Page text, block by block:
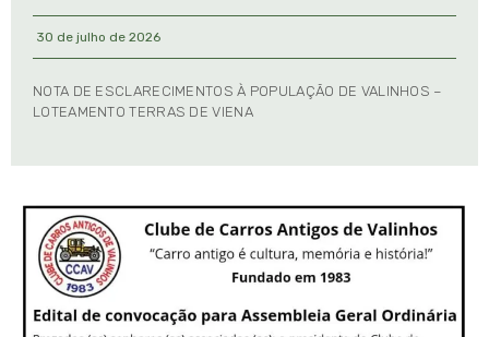
30 de julho de 2026
NOTA DE ESCLARECIMENTOS À POPULAÇÃO DE VALINHOS –
LOTEAMENTO TERRAS DE VIENA